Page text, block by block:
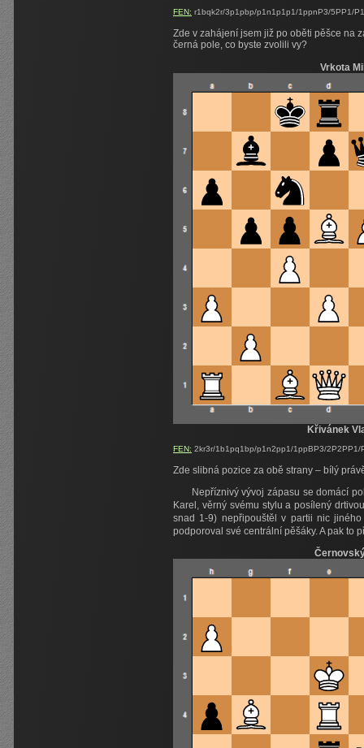
FEN: r1bqk2r/3p1pbp/p1n1p1p1/1ppnP3/5PP1/
Zde v zahájení jsem již po oběti pěšce na
černá pole, co byste zvolili vy?
Vrkota
Křivánek
FEN: 2kr3r/1b1pq1bp/p1n2pp1/1ppBP3/2P2PP1/
Zde slibná pozice za obě strany – bílý
Nepříznivý vývoj zápasu se domácí
Karel, věrný svému stylu a posílený
snad 1-9) nepřipouštěl v partii nic
podporoval své centrální pěšáky. A pak to